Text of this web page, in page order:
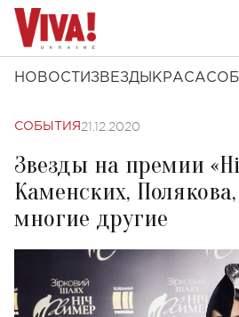
НОВОСТИ ЗВЕЗДЫ КРАСА
СОБЫТИЯ 21.12.2020
Звезды на премии
Каменских,
многие другие